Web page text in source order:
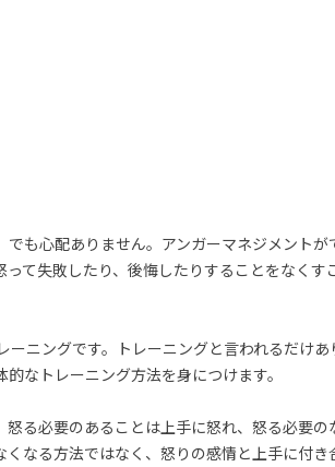
も心配ありません。アンガーマネジメントが
て失敗したり、後悔したりすることをなくす
ニングです。トレーニングと言われるだけ
なトレーニング方法を身につけます。
る必要のあることは上手に怒れ、怒る必要の
なる方法ではなく、怒りの感情と上手に付き